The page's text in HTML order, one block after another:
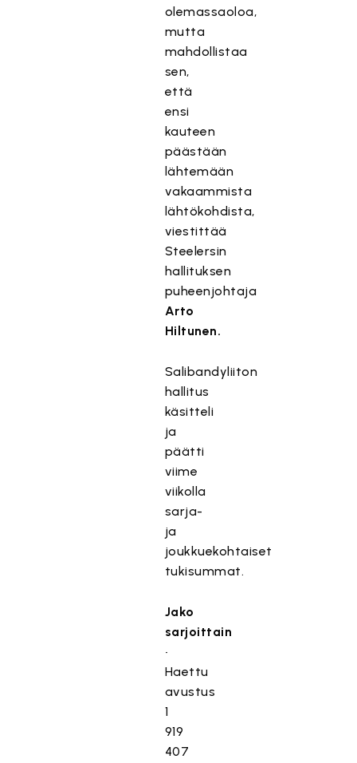
olemassaoloa,
mutta
mahdollistaa
sen,
että
ensi
kauteen
päästään
lähtemään
vakaammista
lähtökohdista,
viestittää
Steelersin
hallituksen
puheenjohtaja
Arto
Hiltunen.
Salibandyliiton
hallitus
käsitteli
ja
päätti
viime
viikolla
sarja-
ja
joukkuekohtaiset
tukisummat.
Jako
sarjoittain
•
Haettu
avustus
1
919
407